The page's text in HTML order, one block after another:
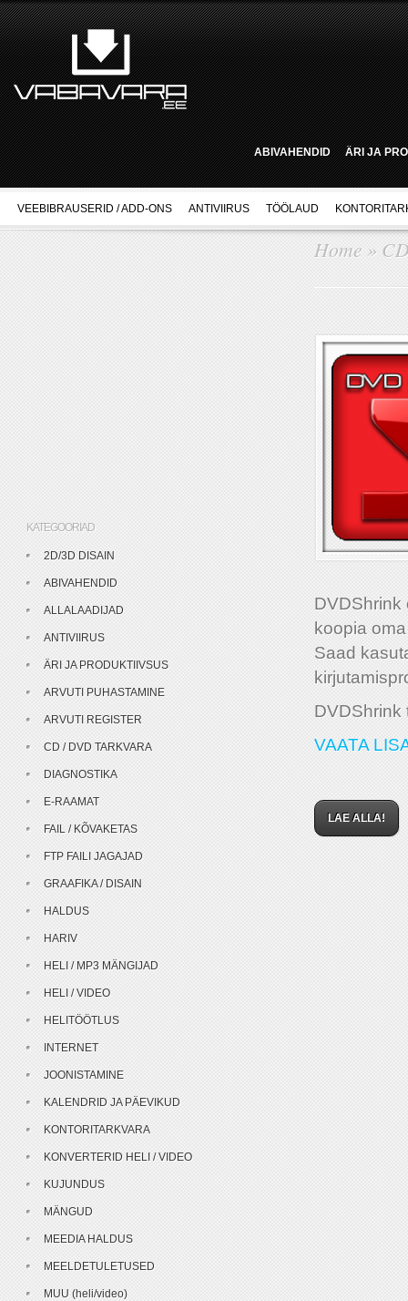
ABIVAHENDID ÄRI JA
VEEBIBRAUSERID / ADD-ONS ANTIVIIRUS TÖÖLAUD
Home »
DVDShrink
koopia
Saad
DVDShrink
VAATA
LAE ALLA!
KATEGOORIAD
2D/3D DISAIN
ABIVAHENDID
ALLALAADIJAD
ANTIVIIRUS
ÄRI JA PRODUKTIIVSUS
ARVUTI PUHASTAMINE
ARVUTI REGISTER
CD / DVD TARKVARA
DIAGNOSTIKA
E-RAAMAT
FAIL / KÕVAKETAS
FTP FAILI JAGAJAD
GRAAFIKA / DISAIN
HALDUS
HARIV
HELI / MP3 MÄNGIJAD
HELI / VIDEO
HELITÖÖTLUS
INTERNET
JOONISTAMINE
KALENDRID JA PÄEVIKUD
KONTORITARKVARA
KONVERTERID HELI / VIDEO
KUJUNDUS
MÄNGUD
MEEDIA HALDUS
MEELDETULETUSED
MUU (heli/video)